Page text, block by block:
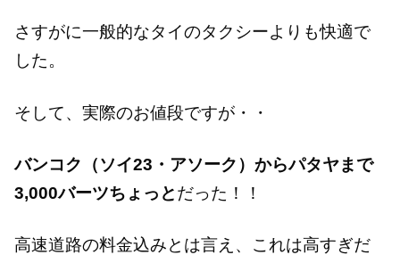
さすがに一般的なタイのタクシーよりも快適で
した。
そして、実際のお値段ですが・・
バンコク（ソイ23・アソーク）からパタヤまで
3,000バーツちょっとだった！！
高速道路の料金込みとは言え、これは高すぎだ